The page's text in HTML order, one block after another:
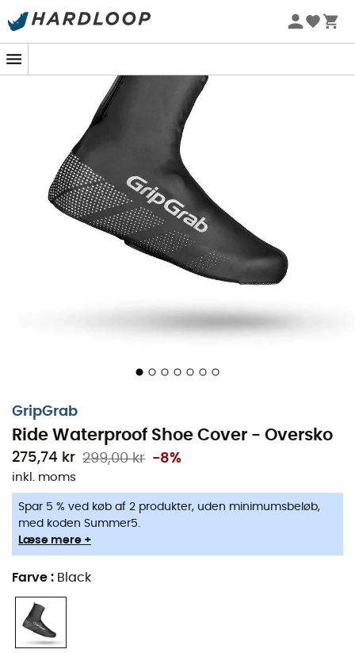
-5% Extra - Kode Summer5
GripGrab
Ride Waterproof Shoe Cover - Oversko
275,74 kr 299,00 kr -8%
inkl. moms
Spar 5 % ved køb af 2 produkter, uden minimumsbeløb,
med koden Summer5.
Læse mere +
Farve : Black
Ride Waterproof Shoe Cover